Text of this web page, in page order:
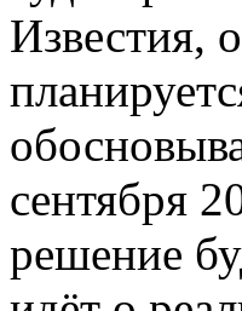
Известия,
сентября
решение